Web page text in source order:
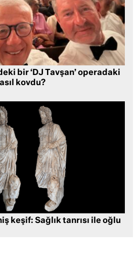
bir ‘DJ Tavşan’ operadaki
kovdu?
keşif: Sağlık tanrısı ile oğlu